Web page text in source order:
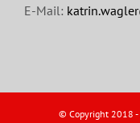
E-Mail:
© Copyright 2018 -